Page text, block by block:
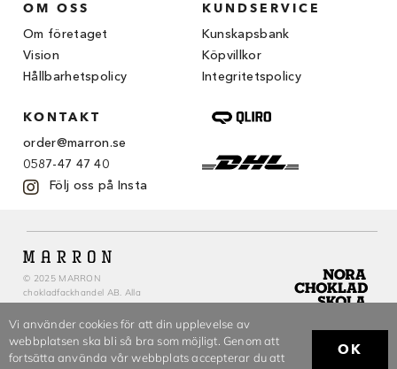
OM OSS
Om företaget
Vision
Hållbarhetspolicy
KUNDSERVICE
Kunskapsbank
Köpvillkor
Integritetspolicy
KONTAKT
order@marron.se
0587-47 47 40
Följ oss på Insta
© 2025 MARRON
chokladfackhandel AB. Alla
rättigheter reserverade.
Vi använder cookies för att din upplevelse av
webbplatsen ska bli så bra som möjligt. Genom att
fortsätta använda vår webbplats accepterar du att
OK